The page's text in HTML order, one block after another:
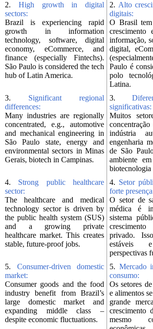
2. High growth in digital
sectors:
Brazil is experiencing rapid
growth in information
technology, software, digital
economy, eCommerce, and
finance (especially Fintechs).
São Paulo is considered the tech
hub of Latin America.
2. Alto
digitais:
O Brasil
crescimento
informação,
digital,
Paulo é
polo
Latina.
3. Significant regional
differences:
Many industries are regionally
concentrated, e.g., automotive
and mechanical engineering in
São Paulo state, energy and
environmental sectors in Minas
Gerais, biotech in Campinas.
3.
significativas:
Muitos
indústria
engenharia
de São
ambiente
biotecnologia
4. Strong public healthcare
sector:
The healthcare and medical
technology sector is driven by
the public health system (SUS)
and a growing private
healthcare market. This creates
stable, future-proof jobs.
4. Setor
forte
O setor de
médica é
sistema
privado.
estáveis
perspectivas
5. Consumer-driven domestic
market:
Consumer goods and the food
industry benefit from Brazil’s
large domestic market and
expanding middle class –
despite economic fluctuations.
5. Mercado
consumo:
Os setores
e alimentos
grande
crescimento
mesmo